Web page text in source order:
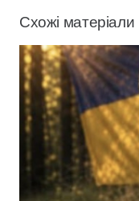
Схожі матеріали